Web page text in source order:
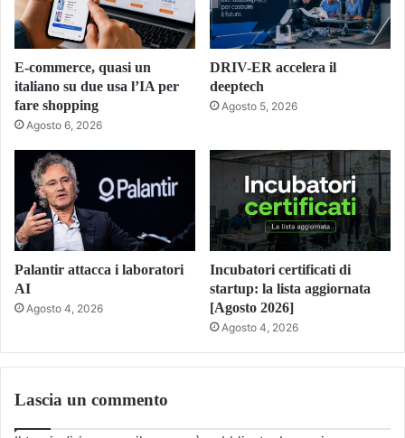
E-commerce, quasi un
italiano su due usa l’IA per
fare shopping
Agosto 6, 2026
DRIV-ER accelera il
deeptech
Agosto 5, 2026
Palantir attacca i laboratori
AI
Agosto 4, 2026
Incubatori certificati di
startup: la lista aggiornata
[Agosto 2026]
Agosto 4, 2026
Lascia un commento